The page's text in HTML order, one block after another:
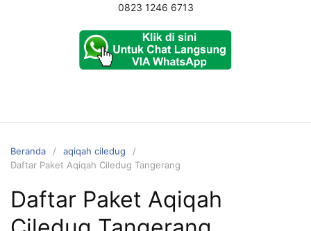
0823 1246 6713
Beranda
aqiqah ciledug
Daftar Paket Aqiqah Ciledug Tangerang
Daftar Paket Aqiqah